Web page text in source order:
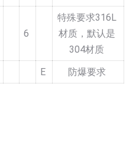
6
特殊要求316L
材质，默认是
304材质
E 防爆要求